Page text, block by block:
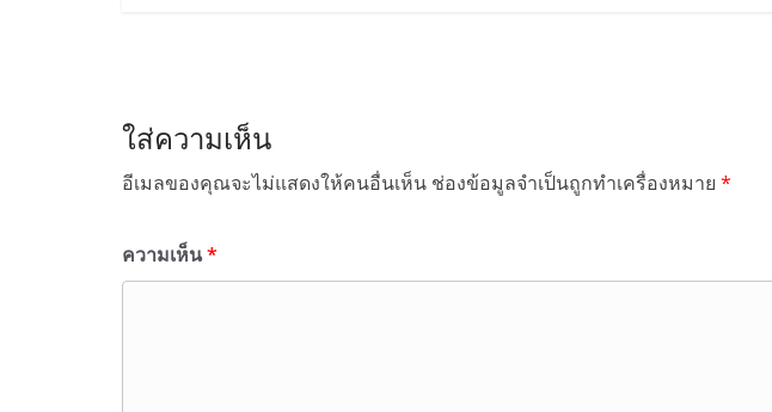
ใส่ความเห็น
อีเมลของคุณจะไม่แสดงให้คนอื่นเห็น ช่องข้อมูลจำเป็นถูกทำเครื่องหมาย *
ความเห็น*